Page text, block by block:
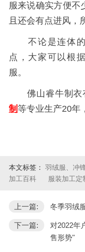
服来说确实方便不
且还会有点进风，
不论是连体的
点，大家可以根
服。
佛山睿牛制衣
制 等专业生产20年
本文标签： 羽绒服、冲
加工百科
服装加工
上一篇: 冬季羽绒
下一篇:
对2022年
售形势"